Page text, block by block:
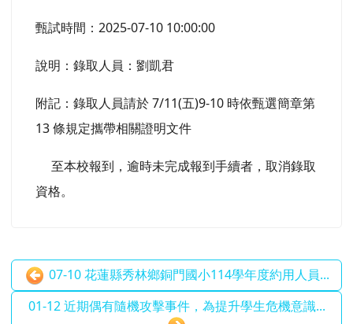
甄試時間：2025-07-10 10:00:00
說明：錄取人員：劉凱君
附記：錄取人員請於 7/11(五)9-10 時依甄選簡章第
13 條規定攜帶相關證明文件
至本校報到，逾時未完成報到手續者，取消錄取
資格。
07-10 花蓮縣秀林鄉銅門國小114學年度約用人員...
01-12 近期偶有隨機攻擊事件，為提升學生危機意識...